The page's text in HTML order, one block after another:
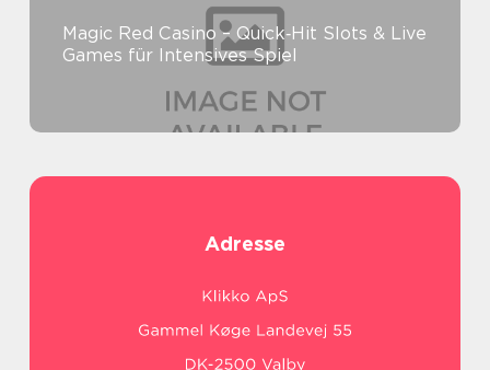
Magic Red Casino – Quick‑Hit Slots & Live
Games für Intensives Spiel
Adresse